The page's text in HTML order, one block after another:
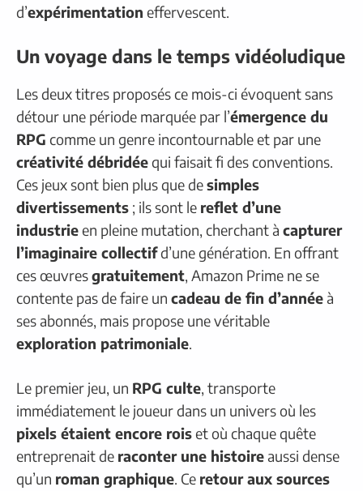
d’expérimentation effervescent.
Un voyage dans le temps vidéoludique
Les deux titres proposés ce mois-ci évoquent sans
détour une période marquée par l’émergence du
RPG comme un genre incontournable et par une
créativité débridéequi faisait fi des conventions.
Ces jeux sont bien plus que desimples
divertissements ; ils sont le reflet d’une
industrieen pleine mutation, cherchant à capturer
l’imaginaire collectifd’une génération. En offrant
ces œuvresgratuitement, Amazon Prime ne se
contente pas de faire un cadeau de fin d’annéeà
ses abonnés, mais propose une véritable
exploration patrimoniale.
Le premier jeu, un RPG culte, transporte
immédiatement le joueur dans un univers où les
pixels étaient encore roiset où chaque quête
entreprenait de raconter une histoireaussi dense
qu’un roman graphique. Ce retour aux sources